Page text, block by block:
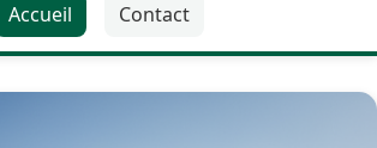
Accueil Contact